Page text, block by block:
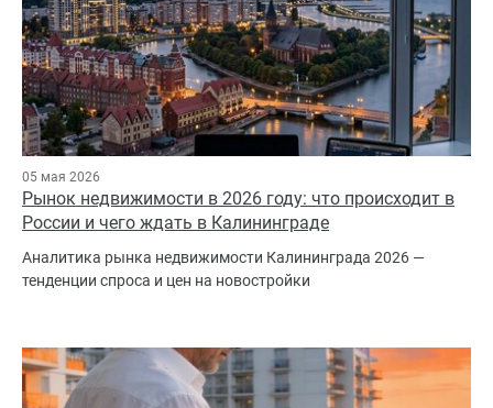
05 мая 2026
Рынок недвижимости в 2026 году: что происходит в
России и чего ждать в Калининграде
Аналитика рынка недвижимости Калининграда 2026 —
тенденции спроса и цен на новостройки